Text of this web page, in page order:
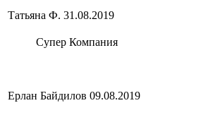
Татьяна Ф. 31.08.2019
Супер Компания
Ерлан Байдилов 09.08.2019